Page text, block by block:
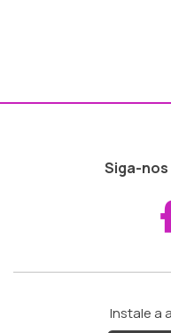
Siga-
Instale a